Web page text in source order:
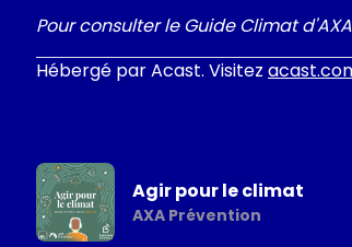
Pour consulter le Guide Climat
Hébergé par Acast. Visitez
Agir pour le climat
AXA Prévention